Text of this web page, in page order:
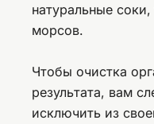
натуральные
морсов.
Чтобы очистка
результата, вам
исключить из